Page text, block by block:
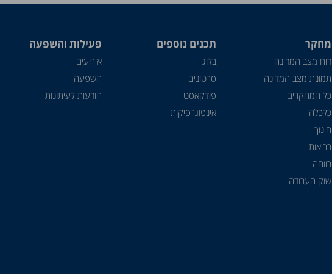
מחקר
דוח מצב המדינה
תמונת מצב המדינה
כל המחקרים
כלכלה
חינוך
בריאות
רווחה
שוק העבודה
תכנים נוספים
בלוג
סרטונים
פודקאסט
אינפוגרפיקות
פעילות והשפעה
אירועים
השפעה
הודעות לעיתונות